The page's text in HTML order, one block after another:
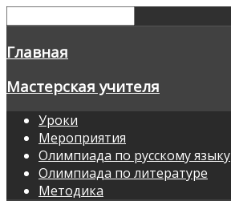
Главная
Мастерская учителя
Уроки
Мероприятия
Олимпиада по русскому языку
Олимпиада по литературе
Методика